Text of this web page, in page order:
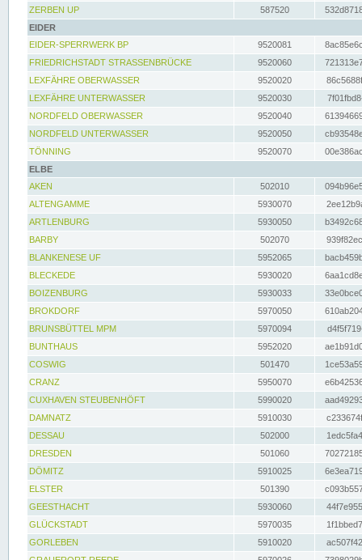
ZERBEN UP
587520
EIDER
EIDER-SPERRWERK BP
9520081
FRIEDRICHSTADT STRASSENBRÜCKE
9520060
LEXFÄHRE OBERWASSER
9520020
LEXFÄHRE UNTERWASSER
9520030
NORDFELD OBERWASSER
9520040
NORDFELD UNTERWASSER
9520050
TÖNNING
9520070
ELBE
AKEN
502010
ALTENGAMME
5930070
ARTLENBURG
5930050
BARBY
502070
BLANKENESE UF
5952065
BLECKEDE
5930020
BOIZENBURG
5930033
BROKDORF
5970050
BRUNSBÜTTEL MPM
5970094
BUNTHAUS
5952020
COSWIG
501470
CRANZ
5950070
CUXHAVEN STEUBENHÖFT
5990020
DAMNATZ
5910030
DESSAU
502000
DRESDEN
501060
DÖMITZ
5910025
ELSTER
501390
GEESTHACHT
5930060
GLÜCKSTADT
5970035
GORLEBEN
5910020